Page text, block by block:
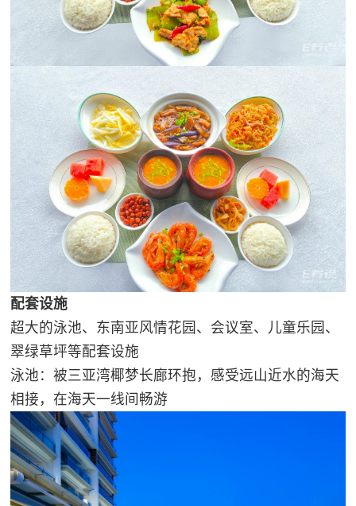
配套设施
超大的泳池、东南亚风情花园、会议室、儿童乐园、
翠绿草坪等配套设施
泳池：被三亚湾椰梦长廊环抱，感受远山近水的海天
相接，在海天一线间畅游